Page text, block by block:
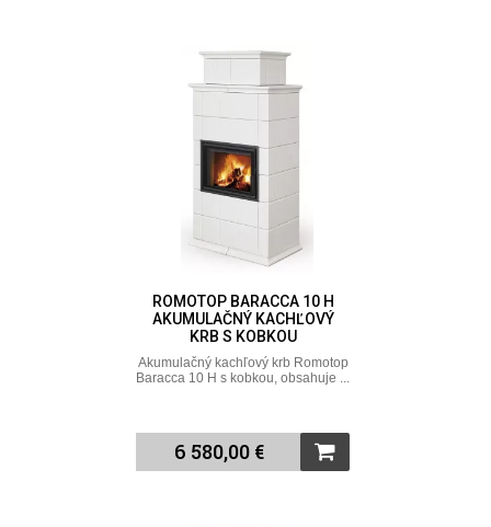
ROMOTOP BARACCA 10 H
AKUMULAČNÝ KACHĽOVÝ
KRB S KOBKOU
Akumulačný kachľový krb Romotop
Baracca 10 H s kobkou, obsahuje ...
6 580,00 €